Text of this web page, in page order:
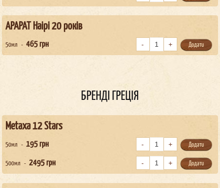
АРАРАТ Наірі 20 років
50мл 465 грн Додати
БРЕНДІ ГРЕЦІЯ
Metaxa 12 Stars
50мл 195 грн Додати
500мл 2495 грн Додати